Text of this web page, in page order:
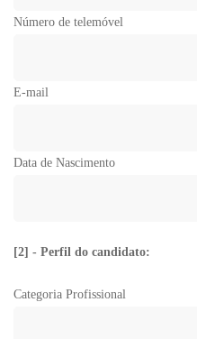
Número de telemóvel
E-mail
Data de Nascimento
[2] - Perfil do candidato:
Categoria Profissional